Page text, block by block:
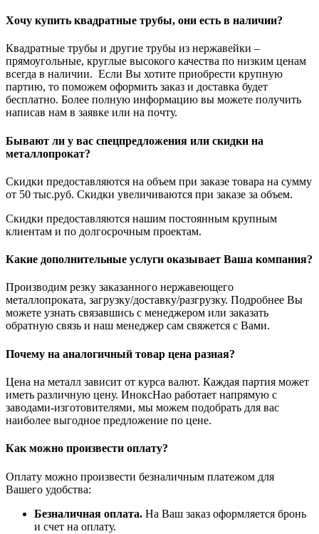
Хочу купить квадратные трубы, они есть в наличии?
Квадратные трубы и другие трубы из нержавейки –
прямоугольные, круглые высокого качества по низким ценам
всегда в наличии. Если Вы хотите приобрести крупную
партию, то поможем оформить заказ и доставка будет
бесплатно. Более полную информацию вы можете получить
написав нам в заявке или на почту.
Бывают ли у вас спецпредложения или скидки на
металлопрокат?
Скидки предоставляются на объем при заказе товара на сумму
от 50 тыс.руб. Скидки увеличиваются при заказе за объем.
Скидки предоставляются нашим постоянным крупным
клиентам и по долгосрочным проектам.
Какие дополнительные услуги оказывает Ваша компания?
Производим резку заказанного нержавеющего
металлопроката, загрузку/доставку/разгрузку. Подробнее Вы
можете узнать связавшись с менеджером или заказать
обратную связь и наш менеджер сам свяжется с Вами.
Почему на аналогичный товар цена разная?
Цена на металл зависит от курса валют. Каждая партия может
иметь различную цену. ИноксНао работает напрямую с
заводами-изготовителями, мы можем подобрать для вас
наиболее выгодное предложение по цене.
Как можно произвести оплату?
Оплату можно произвести безналичным платежом для
Вашего удобства:
Безналичная оплата. На Ваш заказ оформляется бронь
и счет на оплату.